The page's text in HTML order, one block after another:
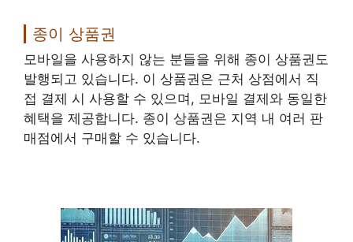
종이 상품권
모바일을 사용하지 않는 분들을 위해 종이 상품권도
발행되고 있습니다. 이 상품권은 근처 상점에서 직
접 결제 시 사용할 수 있으며, 모바일 결제와 동일한
혜택을 제공합니다. 종이 상품권은 지역 내 여러 판
매점에서 구매할 수 있습니다.